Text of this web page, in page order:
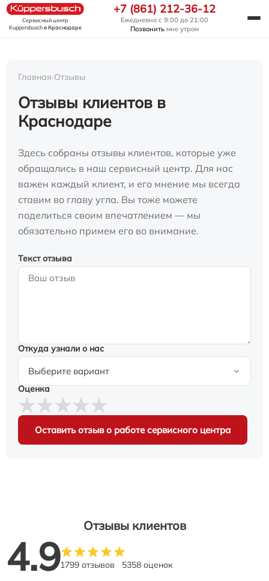
Сервисный центр
Kuppersbuschв Краснодаре
+7 (861) 212-36-12
Ежедневно с 9:00 до 21:00
Позвонить мне утром
Главная›Отзывы
Отзывы клиентов в
Краснодаре
Здесь собраны отзывы клиентов, которые уже
обращались в наш сервисный центр. Для нас
важен каждый клиент, и его мнение мы всегда
ставим во главу угла. Вы тоже можете
поделиться своим впечатлением — мы
обязательно примем его во внимание.
Текст отзыва
Откуда узнали о нас
Оценка
Оставить отзыв о работе сервисного центра
Отзывы клиентов
4.91799 отзывов 5358 оценок